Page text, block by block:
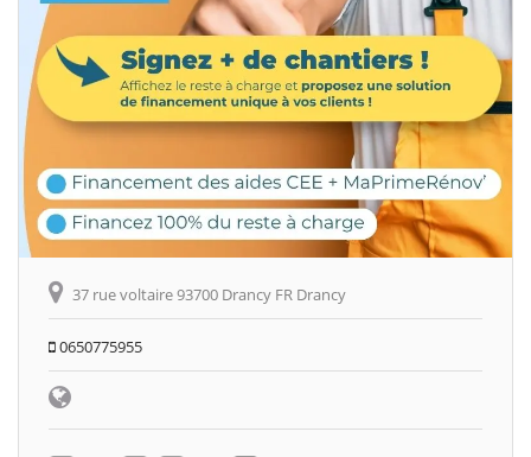
37 rue voltaire 93700 Drancy FR Drancy
0650775955